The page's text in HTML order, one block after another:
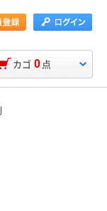
カゴ 0 点